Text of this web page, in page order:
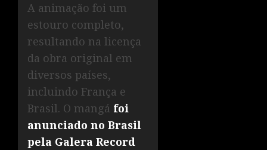
A animação foi um
estouro completo,
resultando na licença
da obra original em
diversos países,
incluindo França e
Brasil. O mangá foi
anunciado no Brasil
pela Galera Record